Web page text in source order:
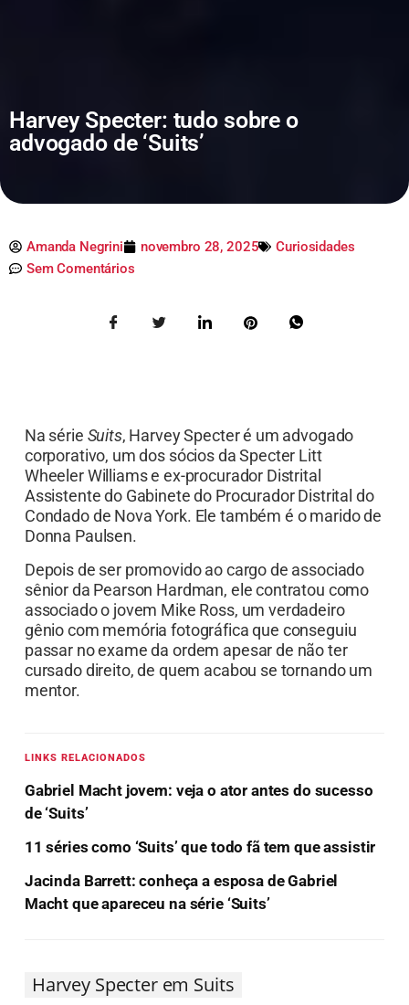
Harvey Specter: tudo sobre o
advogado de ‘Suits’
Amanda Negrini novembro 28, 2025
Curiosidades
Sem Comentários
Na série Suits, Harvey Specter é um advogado
corporativo, um dos sócios da Specter Litt
Wheeler Williams e ex-procurador Distrital
Assistente do Gabinete do Procurador Distrital do
Condado de Nova York. Ele também é o marido de
Donna Paulsen.
Depois de ser promovido ao cargo de associado
sênior da Pearson Hardman, ele contratou como
associado o jovem Mike Ross, um verdadeiro
gênio com memória fotográfica que conseguiu
passar no exame da ordem apesar de não ter
cursado direito, de quem acabou se tornando um
mentor.
LINKS RELACIONADOS
Gabriel Macht jovem: veja o ator antes do sucesso
de ‘Suits’
11 séries como ‘Suits’ que todo fã tem que assistir
Jacinda Barrett: conheça a esposa de Gabriel
Macht que apareceu na série ‘Suits’
Harvey Specter em Suits